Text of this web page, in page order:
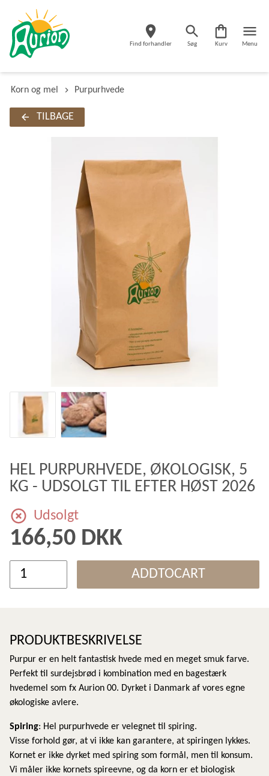
Find forhandler Søg Kurv Menu
Korn og mel Purpurhvede
TILBAGE
HEL PURPURHVEDE, ØKOLOGISK, 5
KG - UDSOLGT TIL EFTER HØST 2026
Udsolgt
166,50 DKK
ADDTOCART
PRODUKTBESKRIVELSE
Purpur er en helt fantastisk hvede med en meget smuk farve.
Perfekt til surdejsbrød i kombination med en bagestærk
hvedemel som fx Aurion 00. Dyrket i Danmark af vores egne
økologiske avlere.
Spiring: Hel purpurhvede er velegnet til spiring.
Visse forhold gør, at vi ikke kan garantere, at spiringen lykkes.
Kornet er ikke dyrket med spiring som formål, men til konsum.
Vi måler ikke kornets spireevne, og da korn er et biologisk